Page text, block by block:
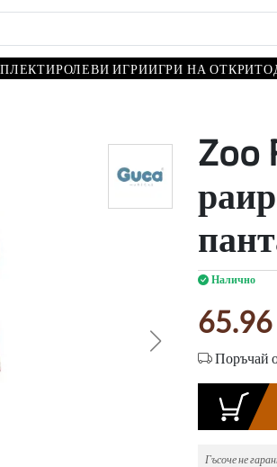
РОЛЕВИ ИГРИИГРИ НА ОТКРИТО
Zoo
Налично
65.96
Поръчай
Гъсоче не